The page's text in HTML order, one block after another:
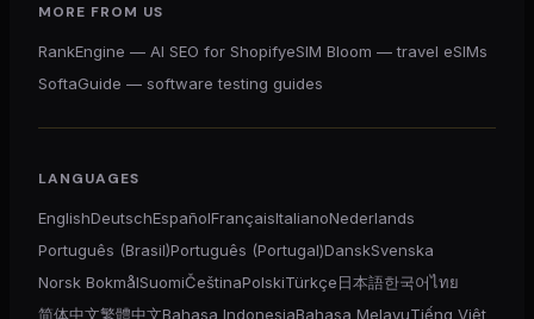
MORE FROM US
RankEngine — AI SEO for ShopifyeSIM Bloom — travel eSIMs
SoftaGuide — software testing guides
LANGUAGES
EnglishDeutschEspañolFrançaisItalianoNederlands
Português (Brasil)Português (Portugal)DanskSvenska
Norsk BokmålSuomiČeštinaPolskiTürkçe日本語한국어ไทย
简体中文繁體中文Bahasa IndonesiaBahasa MelayuTiếng Việt